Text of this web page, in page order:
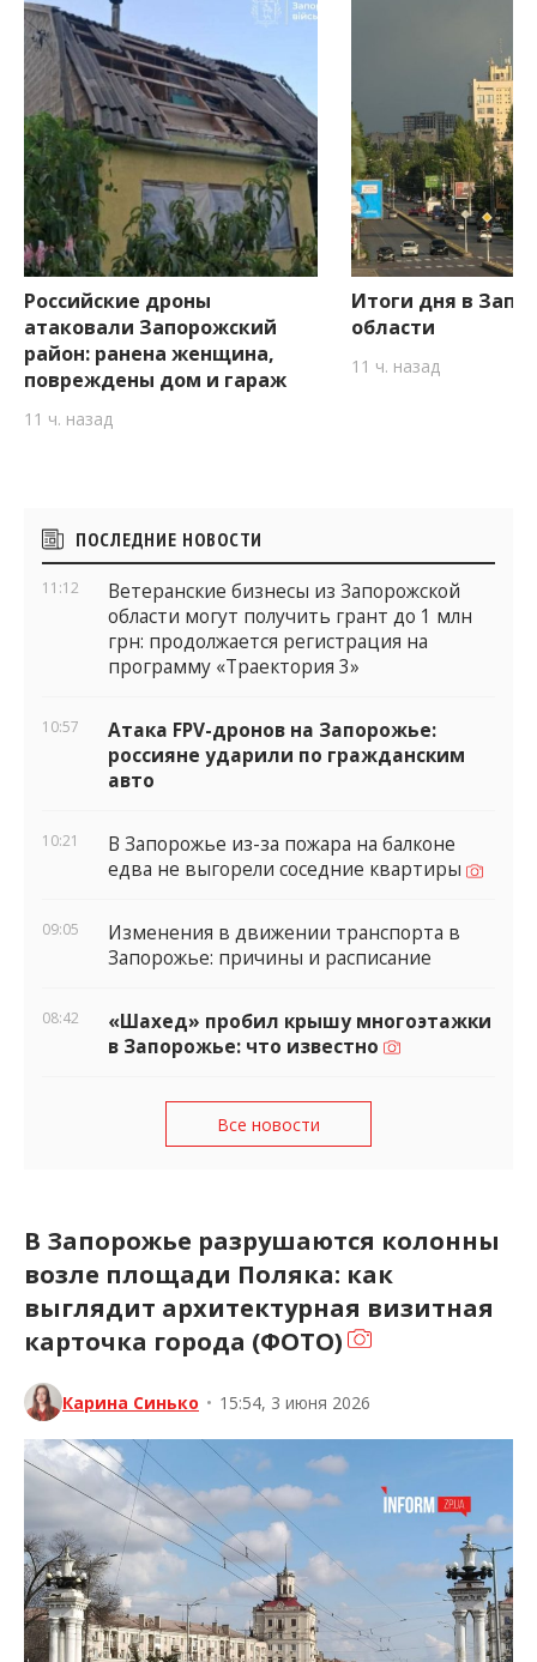
Российские дроны
атаковали Запорожский
район: ранена женщина,
повреждены дом и гараж
11 ч. назад
Итоги дня в
области
11 ч. назад
Боковые
виджеты
ПОСЛЕДНИЕ НОВОСТИ
11:12
Ветеранские бизнесы из Запорожской
области могут получить грант до 1 млн
грн: продолжается регистрация на
программу «Траектория 3»
10:57
Атака FPV-дронов на Запорожье:
россияне ударили по гражданским
авто
10:21
В Запорожье из-за пожара на балконе
едва не выгорели соседние квартиры
09:05
Изменения в движении транспорта в
Запорожье: причины и расписание
08:42
«Шахед» пробил крышу многоэтажки
в Запорожье: что известно
Все новости
В Запорожье разрушаются колонны
возле площади Поляка: как
выглядит архитектурная визитная
карточка города (ФОТО)
Карина Синько • 15:54, 3 июня 2026